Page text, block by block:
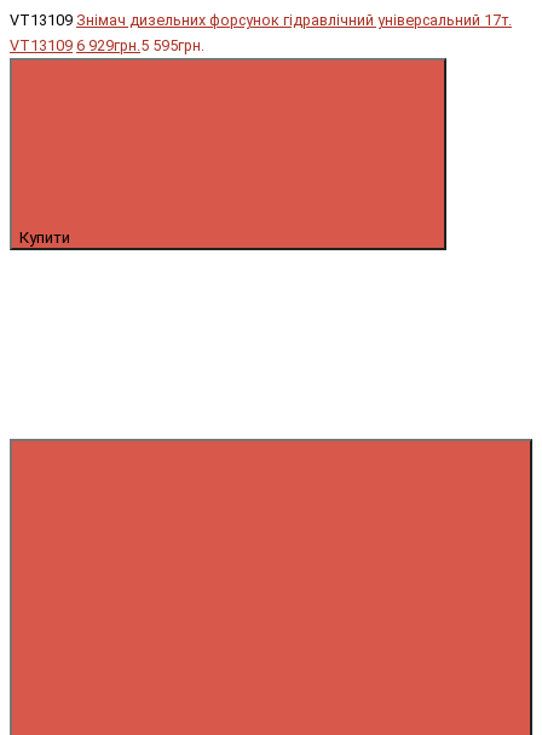
VT13109 Знімач дизельних форсунок гідравлічний універсальний 17т.
VT13109 6 929грн. 5 595грн.
Купити